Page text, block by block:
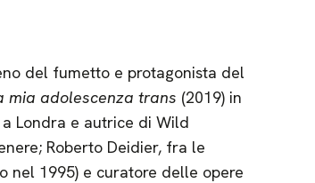
del fumetto e protagonista del
mia adolescenza trans (2019) in
Londra e autrice di Wild
Roberto Deidier, fra le
nel 1995) e curatore delle opere